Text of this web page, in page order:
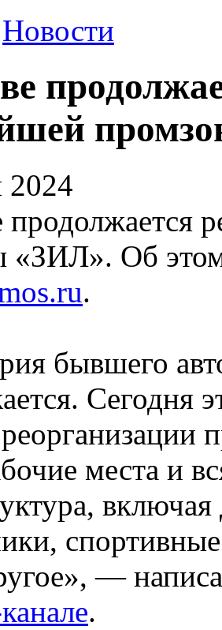
Новости
2024
«ЗИЛ». Об
.
бывшего
Сегодня
места и
—
.